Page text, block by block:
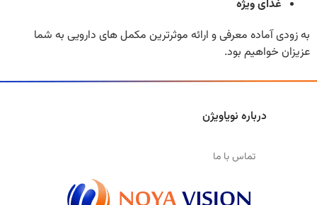
غذای ویژه
به زودی آماده معرفی و ارائه موثرترین مکمل های دارویی به شما
عزیزان خواهیم بود.
درباره نویاویژن
تماس با ما